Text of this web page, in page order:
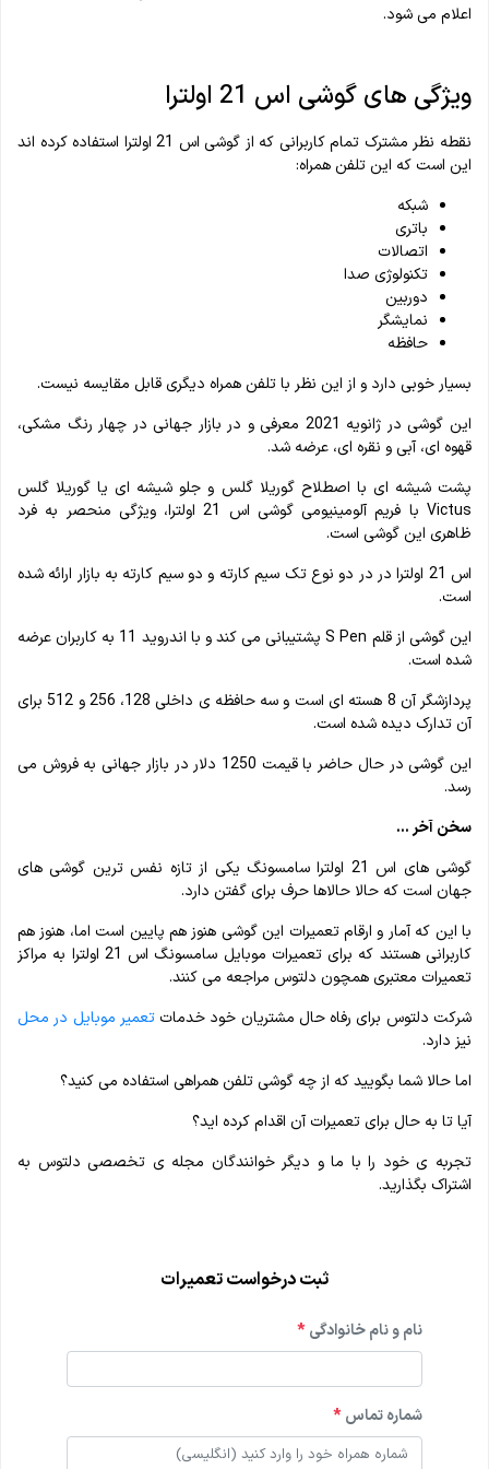
اعلام می شود.
ویژگی های گوشی اس 21 اولترا
نقطه نظر مشترک تمام کاربرانی که از گوشی اس 21 اولترا استفاده کرده اند
این است که این تلفن همراه:
شبکه
باتری
اتصالات
تکنولوژی صدا
دوربین
نمایشگر
حافظه
بسیار خوبی دارد و از این نظر با تلفن همراه دیگری قابل مقایسه نیست.
این گوشی در ژانویه 2021 معرفی و در بازار جهانی در چهار رنگ مشکی،
قهوه ای، آبی و نقره ای، عرضه شد.
پشت شیشه‌ ای با اصطلاح گوریلا گلس و جلو شیشه‌ ای یا گوریلا گلس
Victus با فریم آلومینیومی گوشی اس 21 اولترا، ویژگی منحصر به فرد
ظاهری این گوشی است.
اس 21 اولترا در در دو نوع تک سیم کارته و دو سیم کارته به بازار ارائه شده
است.
این گوشی از قلم S Pen پشتیبانی می کند و با اندروید 11 به کاربران عرضه
شده است.
پردازشگر آن 8 هسته ای است و سه حافظه ی داخلی 128، 256 و 512 برای
آن تدارک دیده شده است.
این گوشی در حال حاضر با قیمت 1250 دلار در بازار جهانی به فروش می
رسد.
سخن آخر ...
گوشی های اس 21 اولترا سامسونگ یکی از تازه نفس ترین گوشی های
جهان است که حالا حالاها حرف برای گفتن دارد.
با این که آمار و ارقام تعمیرات این گوشی هنوز هم پایین است اما، هنوز هم
کاربرانی هستند که برای تعمیرات موبایل سامسونگ اس 21 اولترا به مراکز
تعمیرات معتبری همچون دلتوس مراجعه می کنند.
شرکت دلتوس برای رفاه حال مشتریان خود خدماتتعمیر موبایل در محل
نیز دارد.
اما حالا شما بگویید که از چه گوشی تلفن همراهی استفاده می کنید؟
آیا تا به حال برای تعمیرات آن اقدام کرده اید؟
تجربه ی خود را با ما و دیگر خوانندگان مجله ی تخصصی دلتوس به
اشتراک بگذارید.
ثبت درخواست تعمیرات
نام و نام خانوادگی *
شماره تماس *